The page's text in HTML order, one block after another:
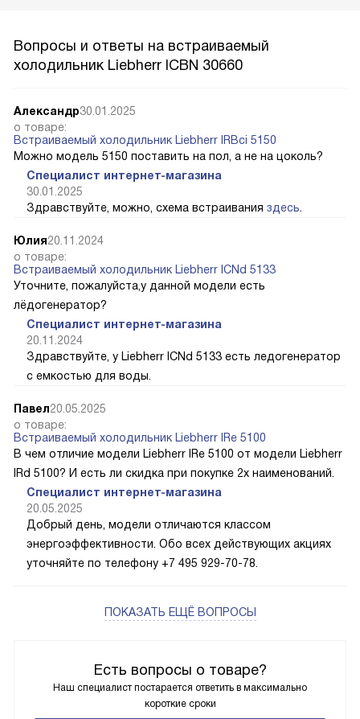
Вопросы и ответы на встраиваемый
холодильник Liebherr ICBN 30660
Есть вопросы о товаре?
Наш специалист постарается ответить в максимально
короткие сроки
Александр30.01.2025
о товаре:
Встраиваемый холодильник Liebherr IRBci 5150
Можно модель 5150 поставить на пол, а не на цоколь?
Специалист интернет-магазина
30.01.2025
Здравствуйте, можно, схема встраивания здесь
Юлия20.11.2024
о товаре:
Встраиваемый холодильник Liebherr ICNd 5133
Уточните, пожалуйста,у данной модели есть
лёдогенератор?
Специалист интернет-магазина
20.11.2024
Здравствуйте, у Liebherr ICNd 5133 есть ледогенератор
с емкостью для воды.
Павел20.05.2025
о товаре:
Встраиваемый холодильник Liebherr IRe 5100
В чем отличие модели Liebherr IRe 5100 от модели Liebherr
IRd 5100? И есть ли скидка при покупке 2х наименований.
Специалист интернет-магазина
20.05.2025
Добрый день, модели отличаются классом
энергоэффективности. Обо всех действующих акциях
уточняйте по телефону +7 495 929-70-78.
ПОКАЗАТЬ ЕЩЁ ВОПРОСЫ